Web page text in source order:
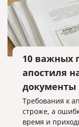
10 важных
апостиля
документы
Требования к
строже, а
время и